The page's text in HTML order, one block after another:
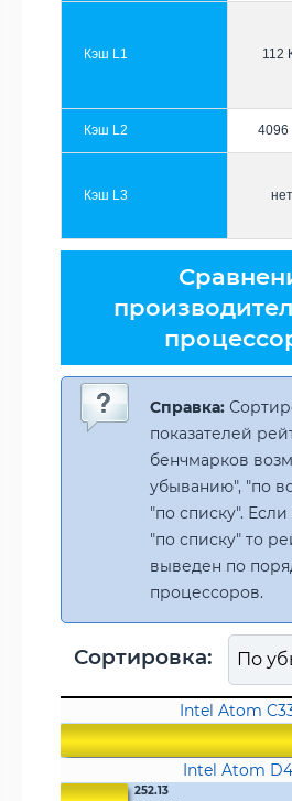
Кэш L1 112
Кэш L2 4096
Кэш L3 нет
Справка:
показателей
бенчмарков
убыванию", "по
"по списку".
"по списку" то
выведен по
процессоров.
Сортировка:
Intel Atom
Intel Atom
252.13